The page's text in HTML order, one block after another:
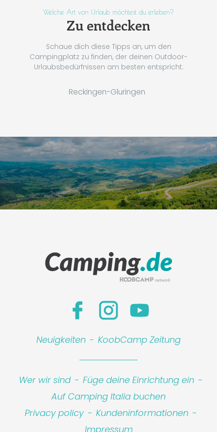
Welche Art von Urlaub möchtest du erleben?
Zu entdecken
Schaue dich diese Tipps an, um den
Campingplatz zu finden, der deinen Outdoor-
Urlaubsbedürfnissen am besten entspricht.
Reckingen-Gluringen
Neuigkeiten - KoobCamp Zeitung
Wer wir sind - Füge deine Einrichtung ein -
Auf Camping Italia buchen
Privacy policy - Kundeninformationen -
Impressum